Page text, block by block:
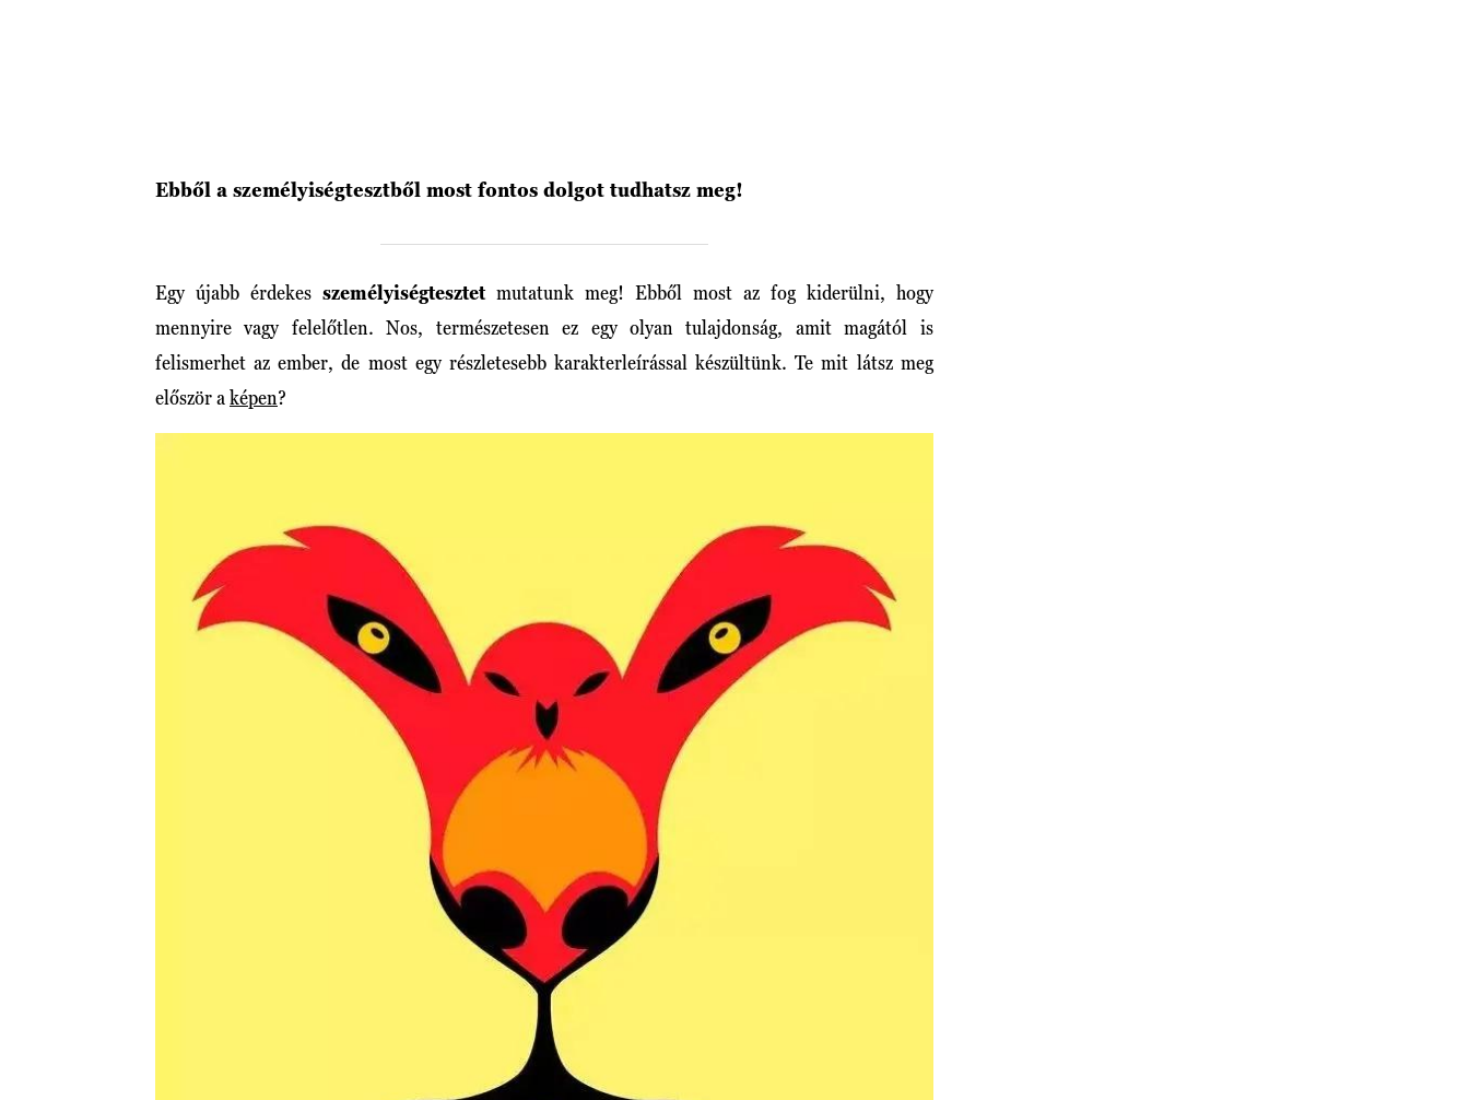
Ebből a személyiségtesztből most fontos dolgot tudhatsz meg!
Egy újabb érdekes személyiségtesztetmutatunk meg! Ebből most az fog kiderülni, hogy
mennyire vagy felelőtlen. Nos, természetesen ez egy olyan tulajdonság, amit magától is
felismerhet az ember, de most egy részletesebb karakterleírással készültünk. Te mit látsz meg
először a képen?